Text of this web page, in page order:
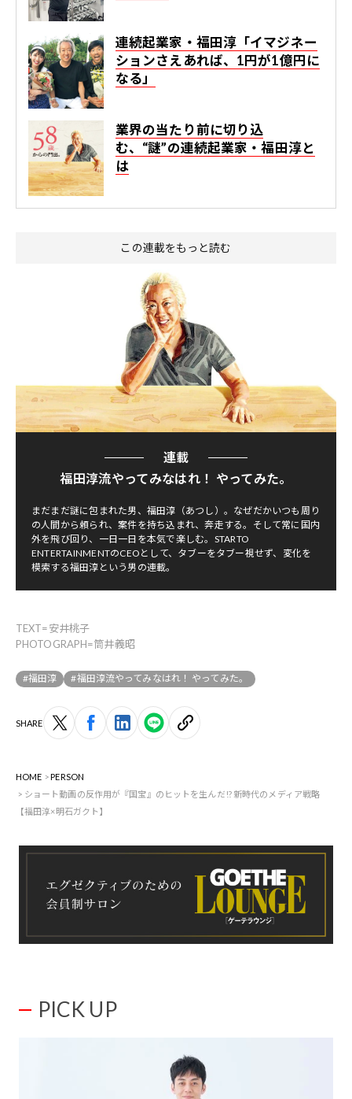
連続起業家・福田淳「イマジネー
ションさえあれば、1円が1億円に
なる」
業界の当たり前に切り込
む、“謎”の連続起業家・福田淳と
は
この連載をもっと読む
連載
福田淳流やってみなはれ！ やってみた。
まだまだ謎に包まれた男、福田淳（あつし）。なぜだかいつも周り
の人間から頼られ、案件を持ち込まれ、奔走する。そして常に国内
外を飛び回り、一日一日を本気で楽しむ。STARTO
ENTERTAINMENTのCEOとして、タブーをタブー視せず、変化を
模索する福田淳という男の連載。
TEXT=安井桃子
PHOTOGRAPH=筒井義昭
#福田淳 #福田淳流やってみなはれ！ やってみた。
SHARE
HOME
PERSON
ショート動画の反作用が『国宝』のヒットを生んだ!? 新時代のメディア戦略
【福田淳×明石ガクト】
PICK UP